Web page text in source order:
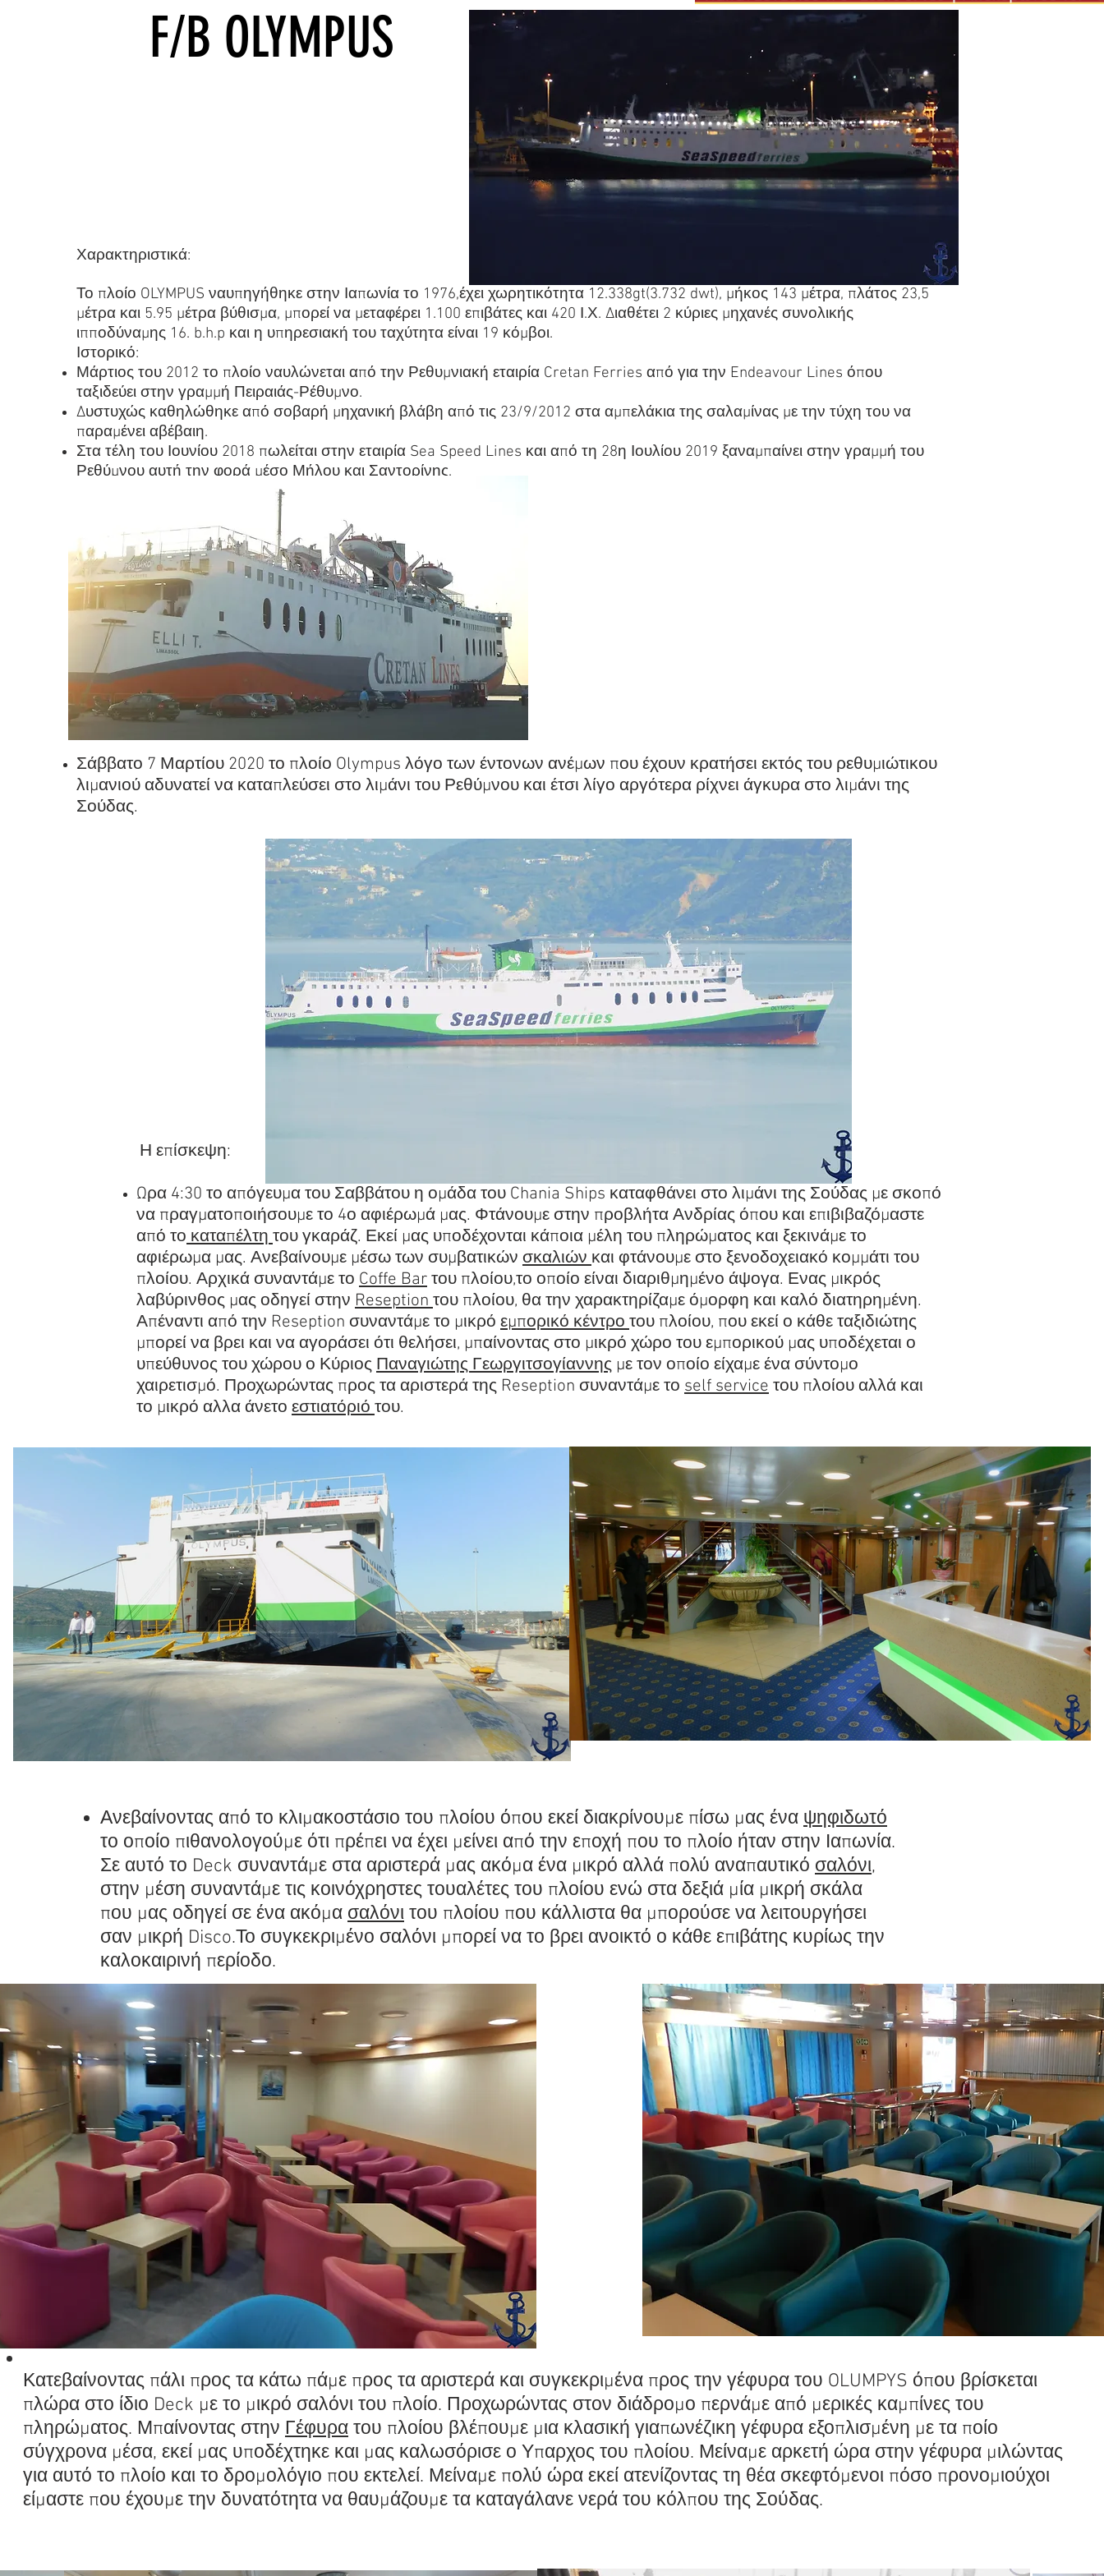
F/B OLYMPUS
Χαρακτηριστικά:
Το πλοίο OLYMPUS ναυπηγήθηκε στην Ιαπωνία το 1976,έχει χωρητικότητα 12.338gt(3.732 dwt), μήκος 143 μέτρα, πλάτος 23,5
μέτρα και 5.95 μέτρα βύθισμα, μπορεί να μεταφέρει 1.100 επιβάτες και 420 Ι.Χ. Διαθέτει 2 κύριες μηχανές συνολικής
ιπποδύναμης 16. b.h.p και η υπηρεσιακή του ταχύτητα είναι 19 κόμβοι.
Ιστορικό:
Μάρτιος του 2012 το πλοίο ναυλώνεται από την Ρεθυμνιακή εταιρία Cretan Ferries από για την Endeavour Lines όπου
ταξιδεύει στην γραμμή Πειραιάς-Ρέθυμνο.
Δυστυχώς καθηλώθηκε από σοβαρή μηχανική βλάβη από τις 23/9/2012 στα αμπελάκια της σαλαμίνας με την τύχη του να
παραμένει αβέβαιη.
Στα τέλη του Ιουνίου 2018 πωλείται στην εταιρία Sea Speed Lines και από τη 28η Ιουλίου 2019 ξαναμπαίνει στην γραμμή του
Ρεθύμνου αυτή την φορά μέσο Μήλου και Σαντορίνης.
Σάββατο 7 Μαρτίου 2020 το πλοίο Olympus λόγο των έντονων ανέμων που έχουν κρατήσει εκτός του ρεθυμιώτικου
λιμανιού αδυνατεί να καταπλεύσει στο λιμάνι του Ρεθύμνου και έτσι λίγο αργότερα ρίχνει άγκυρα στο λιμάνι της
Σούδας.
Η επίσκεψη:
Ωρα 4:30 το απόγευμα του Σαββάτου η ομάδα του Chania Ships καταφθάνει στο λιμάνι της Σούδας με σκοπό
να πραγματοποιήσουμε το 4ο αφιέρωμά μας. Φτάνουμε στην προβλήτα Ανδρίας όπου και επιβιβαζόμαστε
από το καταπέλτη του γκαράζ. Εκεί μας υποδέχονται κάποια μέλη του πληρώματος και ξεκινάμε το
αφιέρωμα μας. Ανεβαίνουμε μέσω των συμβατικών σκαλιών και φτάνουμε στο ξενοδοχειακό κομμάτι του
πλοίου. Αρχικά συναντάμε το Coffe Bar του πλοίου,το οποίο είναι διαριθμημένο άψογα. Ενας μικρός
λαβύρινθος μας οδηγεί στην Reseption του πλοίου, θα την χαρακτηρίζαμε όμορφη και καλό διατηρημένη.
Απέναντι από την Reseption συναντάμε το μικρό εμπορικό κέντρο του πλοίου, που εκεί ο κάθε ταξιδιώτης
μπορεί να βρει και να αγοράσει ότι θελήσει, μπαίνοντας στο μικρό χώρο του εμπορικού μας υποδέχεται ο
υπεύθυνος του χώρου ο Κύριος Παναγιώτης Γεωργιτσογίαννης με τον οποίο είχαμε ένα σύντομο
χαιρετισμό. Προχωρώντας προς τα αριστερά της Reseption συναντάμε το self service του πλοίου αλλά και
το μικρό αλλα άνετο εστιατόριό του.
Ανεβαίνοντας από το κλιμακοστάσιο του πλοίου όπου εκεί διακρίνουμε πίσω μας ένα ψηφιδωτό
το οποίο πιθανολογούμε ότι πρέπει να έχει μείνει από την εποχή που το πλοίο ήταν στην Ιαπωνία.
Σε αυτό το Deck συναντάμε στα αριστερά μας ακόμα ένα μικρό αλλά πολύ αναπαυτικό σαλόνι,
στην μέση συναντάμε τις κοινόχρηστες τουαλέτες του πλοίου ενώ στα δεξιά μία μικρή σκάλα
που μας οδηγεί σε ένα ακόμα σαλόνι του πλοίου που κάλλιστα θα μπορούσε να λειτουργήσει
σαν μικρή Disco.Το συγκεκριμένο σαλόνι μπορεί να το βρει ανοικτό ο κάθε επιβάτης κυρίως την
καλοκαιρινή περίοδο.
Κατεβαίνοντας πάλι προς τα κάτω πάμε προς τα αριστερά και συγκεκριμένα προς την γέφυρα του OLUMPYS όπου βρίσκεται
πλώρα στο ίδιο Deck με το μικρό σαλόνι του πλοίο. Προχωρώντας στον διάδρομο περνάμε από μερικές καμπίνες του
πληρώματος. Μπαίνοντας στην Γέφυρα του πλοίου βλέπουμε μια κλασική γιαπωνέζικη γέφυρα εξοπλισμένη με τα ποίο
σύγχρονα μέσα, εκεί μας υποδέχτηκε και μας καλωσόρισε ο Υπαρχος του πλοίου. Μείναμε αρκετή ώρα στην γέφυρα μιλώντας
για αυτό το πλοίο και το δρομολόγιο που εκτελεί. Μείναμε πολύ ώρα εκεί ατενίζοντας τη θέα σκεφτόμενοι πόσο προνομιούχοι
είμαστε που έχουμε την δυνατότητα να θαυμάζουμε τα καταγάλανε νερά του κόλπου της Σούδας.